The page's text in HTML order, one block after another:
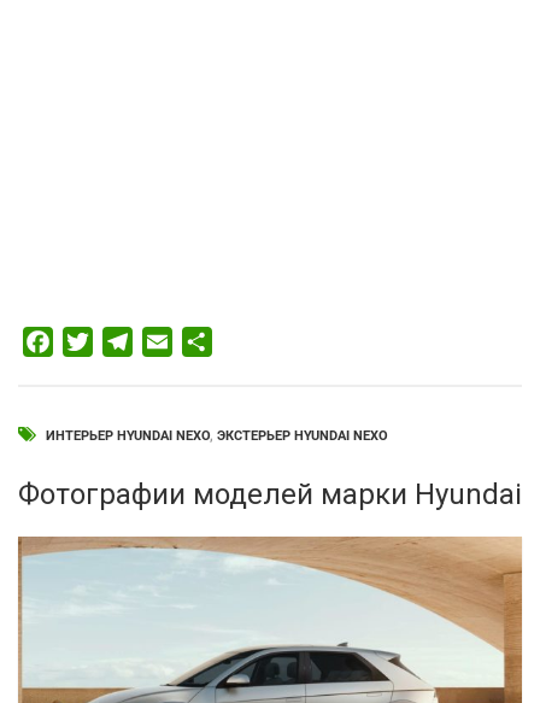
FacebookTwitterTelegram
Email
ИНТЕРЬЕР HYUNDAI NEXO, ЭКСТЕРЬЕР HYUNDAI NEXO
Фотографии моделей марки Hyundai